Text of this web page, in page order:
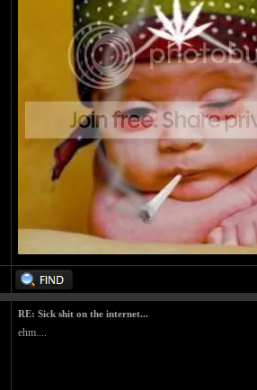
RE: Sick shit on the internet...
ehm....